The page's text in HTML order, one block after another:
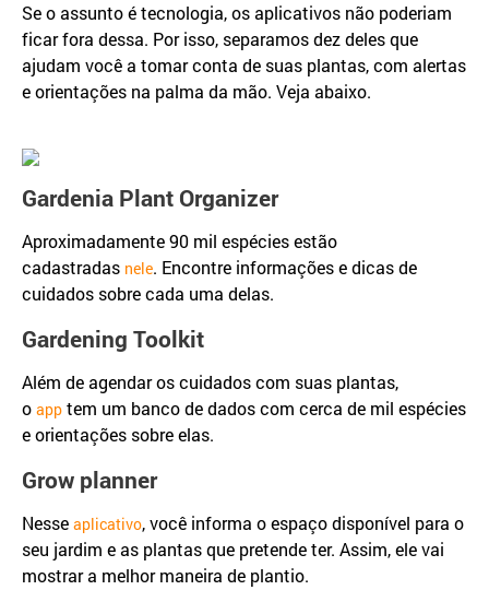
Se o assunto é tecnologia, os aplicativos não poderiam
ficar fora dessa. Por isso, separamos dez deles que
ajudam você a tomar conta de suas plantas, com alertas
e orientações na palma da mão. Veja abaixo.
Gardenia Plant Organizer
Aproximadamente 90 mil espécies estão
cadastradas nele. Encontre informações e dicas de
cuidados sobre cada uma delas.
Gardening Toolkit
Além de agendar os cuidados com suas plantas,
o app tem um banco de dados com cerca de mil espécies
e orientações sobre elas.
Grow planner
Nesse aplicativo, você informa o espaço disponível para o
seu jardim e as plantas que pretende ter. Assim, ele vai
mostrar a melhor maneira de plantio.